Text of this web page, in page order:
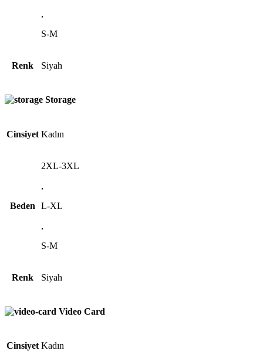
,
S-M
Renk Siyah
Storage
Cinsiyet Kadın
Beden
2XL-3XL
,
L-XL
,
S-M
Renk Siyah
Video Card
Cinsiyet Kadın